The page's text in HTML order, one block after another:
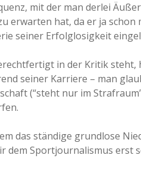
mit der man derlei
erwarten hat, da er ja
seiner Erfolglosigkeit
in der Kritik
seiner Karriere – man
(“steht nur im
das ständige grundlose
dem Sportjournalismus erst